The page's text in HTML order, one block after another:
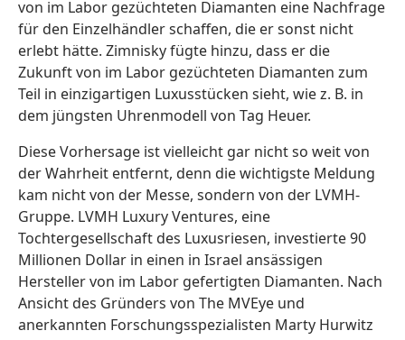
von im Labor gezüchteten Diamanten eine Nachfrage
für den Einzelhändler schaffen, die er sonst nicht
erlebt hätte. Zimnisky fügte hinzu, dass er die
Zukunft von im Labor gezüchteten Diamanten zum
Teil in einzigartigen Luxusstücken sieht, wie z. B. in
dem jüngsten Uhrenmodell von Tag Heuer.
Diese Vorhersage ist vielleicht gar nicht so weit von
der Wahrheit entfernt, denn die wichtigste Meldung
kam nicht von der Messe, sondern von der LVMH-
Gruppe. LVMH Luxury Ventures, eine
Tochtergesellschaft des Luxusriesen, investierte 90
Millionen Dollar in einen in Israel ansässigen
Hersteller von im Labor gefertigten Diamanten. Nach
Ansicht des Gründers von The MVEye und
anerkannten Forschungsspezialisten Marty Hurwitz